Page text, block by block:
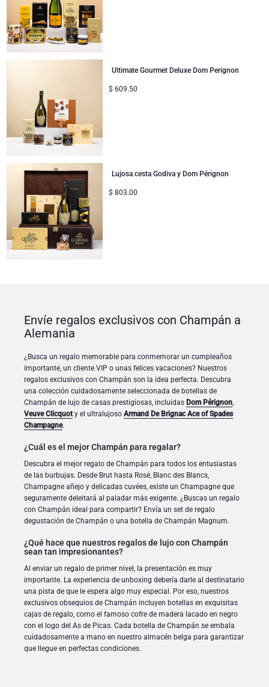
Ultimate Gourmet Deluxe Dom Perignon
$ 609.50
Lujosa cesta Godiva y Dom Pérignon
$ 803.00
Envíe regalos exclusivos con Champán a
Alemania
¿Busca un regalo memorable para conmemorar un cumpleaños
importante, un cliente VIP o unas felices vacaciones? Nuestros
regalos exclusivos con Champán son la idea perfecta. Descubra
una colección cuidadosamente seleccionada de botellas de
Champán de lujo de casas prestigiosas, incluidas Dom Pérignon,
Veuve Clicquoty el ultralujoso Armand De Brignac Ace of Spades
Champagne.
¿Cuál es el mejor Champán para regalar?
Descubra el mejor regalo de Champán para todos los entusiastas
de las burbujas. Desde Brut hasta Rosé, Blanc des Blancs,
Champagne añejo y delicadas cuvées, existe un Champagne que
seguramente deleitará al paladar más exigente. ¿Buscas un regalo
con Champán ideal para compartir? Envía un set de regalo
degustación de Champán o una botella de Champán Magnum.
¿Qué hace que nuestros regalos de lujo con Champán
sean tan impresionantes?
Al enviar un regalo de primer nivel, la presentación es muy
importante. La experiencia de unboxing debería darle al destinatario
una pista de que le espera algo muy especial. Por eso, nuestros
exclusivos obsequios de Champán incluyen botellas en exquisitas
cajas de regalo, como el famoso cofre de madera lacado en negro
con el logo del As de Picas. Cada botella de Champán se embala
cuidadosamente a mano en nuestro almacén belga para garantizar
que llegue en perfectas condiciones.